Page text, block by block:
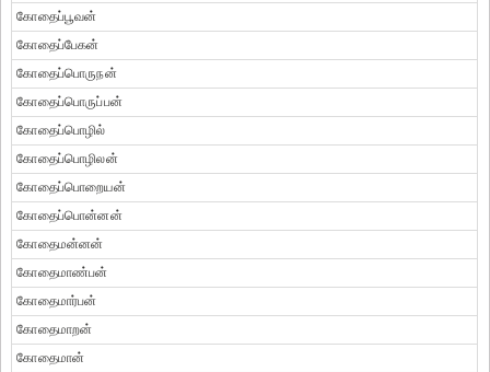
கோதைப்பூவன்
கோதைப்பேகன்
கோதைப்பொருநன்
கோதைப்பொருப்பன்
கோதைப்பொழில்
கோதைப்பொழிலன்
கோதைப்பொறையன்
கோதைப்பொன்னன்
கோதைமன்னன்
கோதைமாண்பன்
கோதைமார்பன்
கோதைமாறன்
கோதைமான்